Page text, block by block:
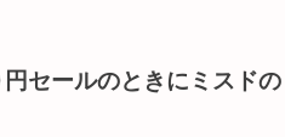
セールのときにミスド